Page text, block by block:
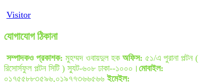
Visitor
যোগাযোগ ঠিকানা
সম্পাদকও প্রকাশক: মুহম্মদ ওবায়দুল হক অফিস: ৫১/এ পুরানা পল্টন (
রিসোর্সফুল পল্টন সিটি ) স্যুট-৬০৮ ঢাকা--১০০০। মোবাইল:
০১৭৫৫৮৮৩৫৯৬,০১৯৭৭৩৬৬৫৬৬ ইমেইল: